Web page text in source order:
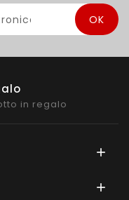
in regalo

